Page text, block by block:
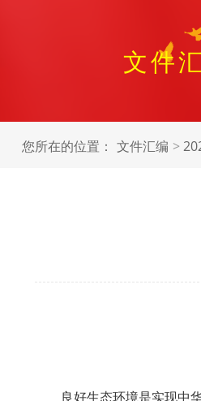
文件
您所在的位置： 文件汇编
良好生态环境是实现中